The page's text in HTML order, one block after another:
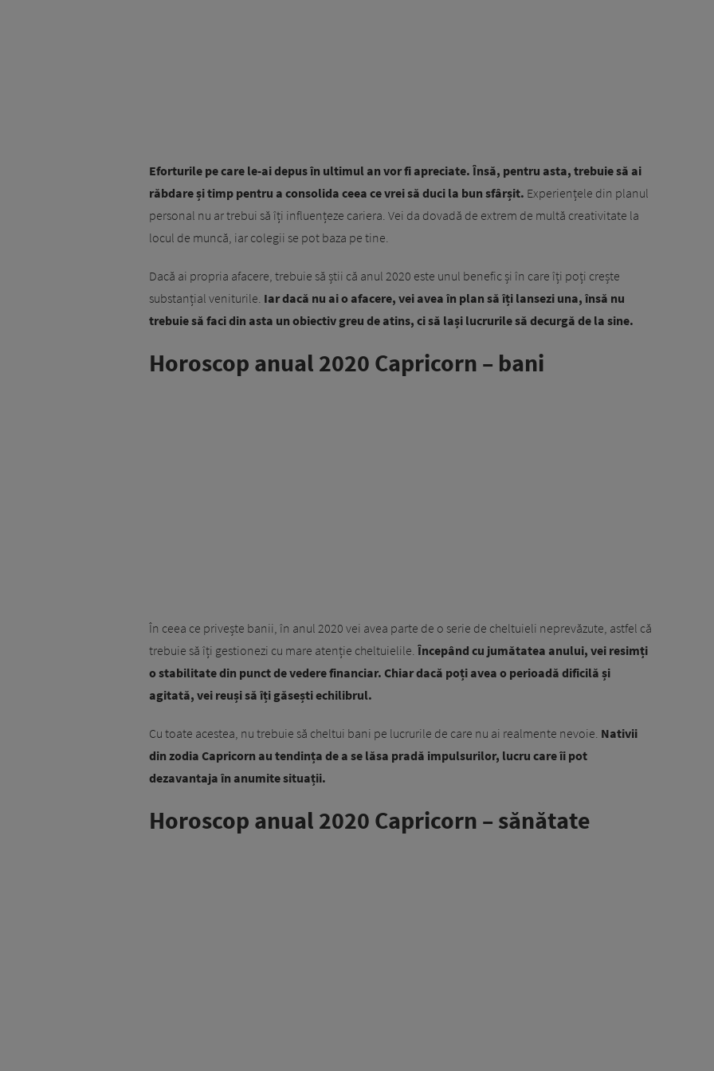
Eforturile pe care le-ai depus în ultimul an vor fi apreciate. Însă, pentru asta, trebuie să ai
răbdare și timp pentru a consolida ceea ce vrei să duci la bun sfârșit. Experiențele din planul
personal nu ar trebui să îți influențeze cariera. Vei da dovadă de extrem de multă creativitate la
locul de muncă, iar colegii se pot baza pe tine.
Dacă ai propria afacere, trebuie să știi că anul 2020 este unul benefic și în care îți poți crește
substanțial veniturile. Iar dacă nu ai o afacere, vei avea în plan să îți lansezi una, însă nu
trebuie să faci din asta un obiectiv greu de atins, ci să lași lucrurile să decurgă de la sine.
Horoscop anual 2020 Capricorn – bani
În ceea ce privește banii, în anul 2020 vei avea parte de o serie de cheltuieli neprevăzute, astfel că
trebuie să îți gestionezi cu mare atenție cheltuielile. Începând cu jumătatea anului, vei resimți
o stabilitate din punct de vedere financiar. Chiar dacă poți avea o perioadă dificilă și
agitată, vei reuși să îți găsești echilibrul.
Cu toate acestea, nu trebuie să cheltui bani pe lucrurile de care nu ai realmente nevoie. Nativii
din zodia Capricorn au tendința de a se lăsa pradă impulsurilor, lucru care îi pot
dezavantaja în anumite situații.
Horoscop anual 2020 Capricorn – sănătate